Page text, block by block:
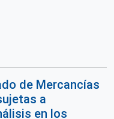
de Mercancías
a
en los